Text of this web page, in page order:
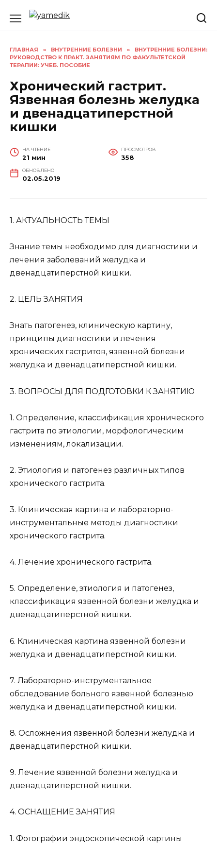
ГЛАВНАЯ » ВНУТРЕННИЕ БОЛЕЗНИ »
ВНУТРЕННИЕ БОЛЕЗНИ:
РУКОВОДСТВО К ПРАКТ. ЗАНЯТИЯМ ПО ФАКУЛЬТЕТСКОЙ
ТЕРАПИИ: УЧЕБ. ПОСОБИЕ
Хронический гастрит.
Язвенная болезнь желудка
и двенадцатиперстной
кишки
НА ЧТЕНИЕ
21 мин
ПРОСМОТРОВ
358
ОБНОВЛЕНО
02.05.2019
1. АКТУАЛЬНОСТЬ ТЕМЫ
Знание темы необходимо для диагностики и
лечения заболеваний желудка и
двенадцатиперстной кишки.
2. ЦЕЛЬ ЗАНЯТИЯ
Знать патогенез, клиническую картину,
принципы диагностики и лечения
хронических гастритов, язвенной болезни
желудка и двенадцатиперстной кишки.
3. ВОПРОСЫ ДЛЯ ПОДГОТОВКИ К ЗАНЯТИЮ
1. Определение, классификация хронического
гастрита по этиологии, морфологическим
изменениям, локализации.
2. Этиология и патогенез различных типов
хронического гастрита.
3. Клиническая картина и лабораторно-
инструментальные методы диагностики
хронического гастрита.
4. Лечение хронического гастрита.
5. Определение, этиология и патогенез,
классификация язвенной болезни желудка и
двенадцатиперстной кишки.
6. Клиническая картина язвенной болезни
желудка и двенадцатиперстной кишки.
7. Лабораторно-инструментальное
обследование больного язвенной болезнью
желудка и двенадцатиперстной кишки.
8. Осложнения язвенной болезни желудка и
двенадцатиперстной кишки.
9. Лечение язвенной болезни желудка и
двенадцатиперстной кишки.
4. ОСНАЩЕНИЕ ЗАНЯТИЯ
1. Фотографии эндоскопической картины